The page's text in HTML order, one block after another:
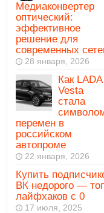
Медиаконвертер
оптический:
эффективное
решение для
современных
28 января, 2026
Как LADA
Vesta
стала
перемен в
российском
автопроме
22 января, 2026
Купить
ВК недорого —
лайфхаков с 0
17 июля, 2025